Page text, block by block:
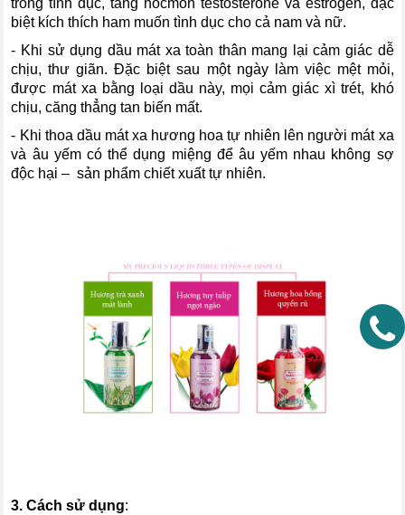
trong tình dục, tăng hocmon testosterone và estrogen, đặc
biệt kích thích ham muốn tình dục cho cả nam và nữ.
- Khi sử dụng dầu mát xa toàn thân mang lại cảm giác dễ
chịu, thư giãn. Đặc biệt sau một ngày làm việc mệt mỏi,
được mát xa bằng loại dầu này, mọi cảm giác xì trét, khó
chịu, căng thẳng tan biến mất.
- Khi thoa dầu mát xa hương hoa tự nhiên lên người mát xa
và âu yếm có thể dụng miệng để âu yếm nhau không sợ
độc hại – sản phẩm chiết xuất tự nhiên.
3. Cách sử dụng: